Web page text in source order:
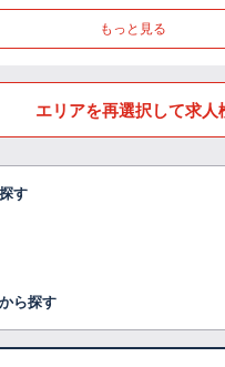
もっと見る
エリアを再選択して求人
す
ら探す